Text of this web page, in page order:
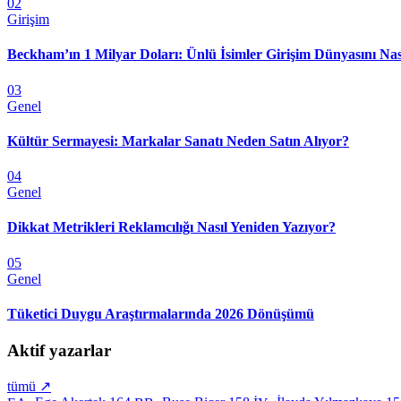
02
Girişim
Beckham’ın 1 Milyar Doları: Ünlü İsimler Girişim Dünyasını
03
Genel
Kültür Sermayesi: Markalar Sanatı Neden Satın Alıyor?
04
Genel
Dikkat Metrikleri Reklamcılığı Nasıl Yeniden Yazıyor?
05
Genel
Tüketici Duygu Araştırmalarında 2026 Dönüşümü
Aktif yazarlar
tümü ↗